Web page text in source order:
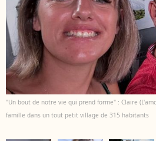
"Un bout de notre vie qui prend forme" : Claire
famille dans un tout petit village de 315 habitants